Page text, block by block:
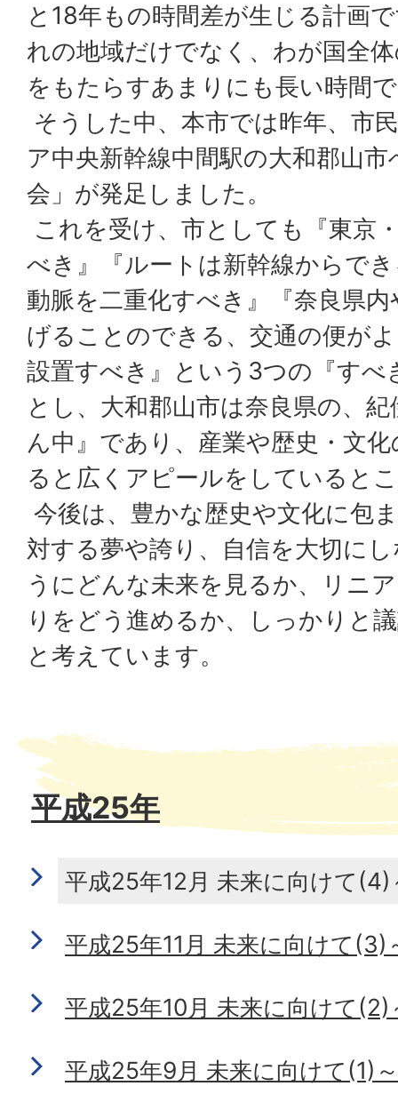
と18年もの時間差が生じる計画
れの地域だけでなく、わが国全
をもたらすあまりにも長い時間
そうした中、本市では昨年、市
ア中央新幹線中間駅の大和郡山
会」が発足しました。
これを受け、市としても『東京
べき』『ルートは新幹線からで
動脈を二重化すべき』『奈良県
げることのできる、交通の便が
設置すべき』という3つの『すべ
とし、大和郡山市は奈良県の、
ん中』であり、産業や歴史・文
ると広くアピールをしていると
今後は、豊かな歴史や文化に包
対する夢や誇り、自信を大切に
うにどんな未来を見るか、リニ
りをどう進めるか、しっかりと
と考えています。
平成25年
平成25年12月 未来に向けて
平成25年11月 未来に向けて(3)
平成25年10月 未来に向けて
平成25年9月 未来に向けて(1)